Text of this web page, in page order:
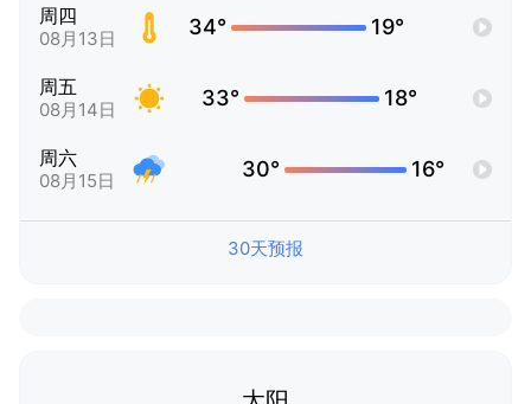
周四
08月13日 34° 19°
周五
08月14日 33° 18°
周六
08月15日 30° 16°
30天预报